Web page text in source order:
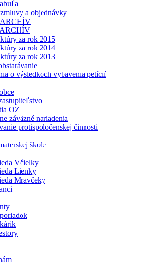
a objednávky
za rok 2015
za rok 2014
za rok 2013
o výsledkoch vybavenia petícií
OZ
záväzné nariadenia
protispoločenskej činnosti
škole
Včielky
Lienky
Mravčeky